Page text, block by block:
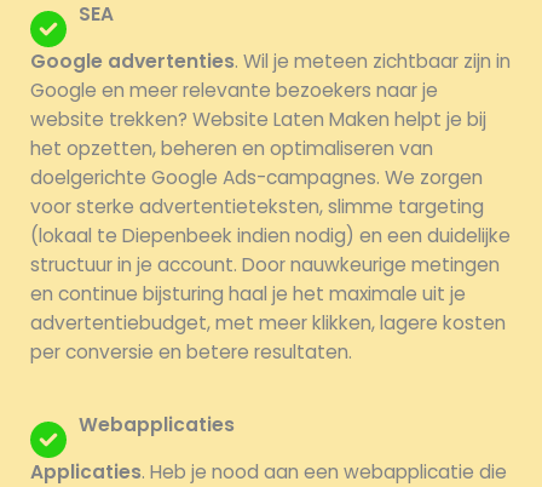
SEA
Google advertenties. Wil je meteen zichtbaar zijn in
Google en meer relevante bezoekers naar je
website trekken? Website Laten Maken helpt je bij
het opzetten, beheren en optimaliseren van
doelgerichte Google Ads-campagnes. We zorgen
voor sterke advertentieteksten, slimme targeting
(lokaal te Diepenbeek indien nodig) en een duidelijke
structuur in je account. Door nauwkeurige metingen
en continue bijsturing haal je het maximale uit je
advertentiebudget, met meer klikken, lagere kosten
per conversie en betere resultaten.
Webapplicaties
Applicaties. Heb je nood aan een webapplicatie die